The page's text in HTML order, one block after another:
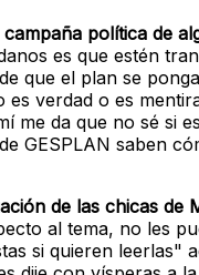
campaña política de
es que estén
que el plan se
verdad o es
me da que no sé si
GESPLAN saben
de las chicas de
al tema, no les
si quieren leerlas"